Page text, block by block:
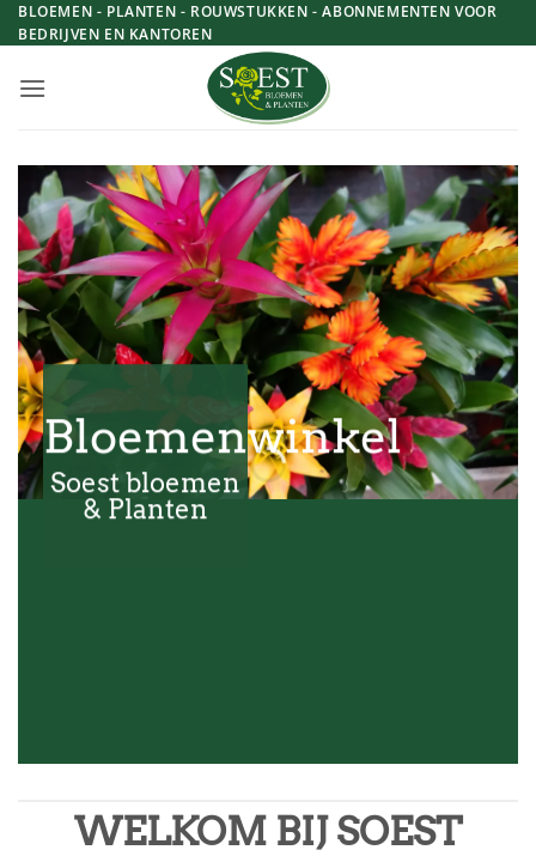
Skip
to
BLOEMEN - PLANTEN - ROUWSTUKKEN - ABONNEMENTEN VOOR
BEDRIJVEN EN KANTOREN
Bloemenwinkel
Soest bloemen
& Planten
WELKOM BIJ SOEST